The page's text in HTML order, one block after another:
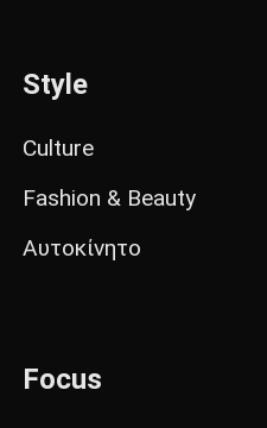
Style
Culture
Fashion & Beauty
Αυτοκίνητο
Focus